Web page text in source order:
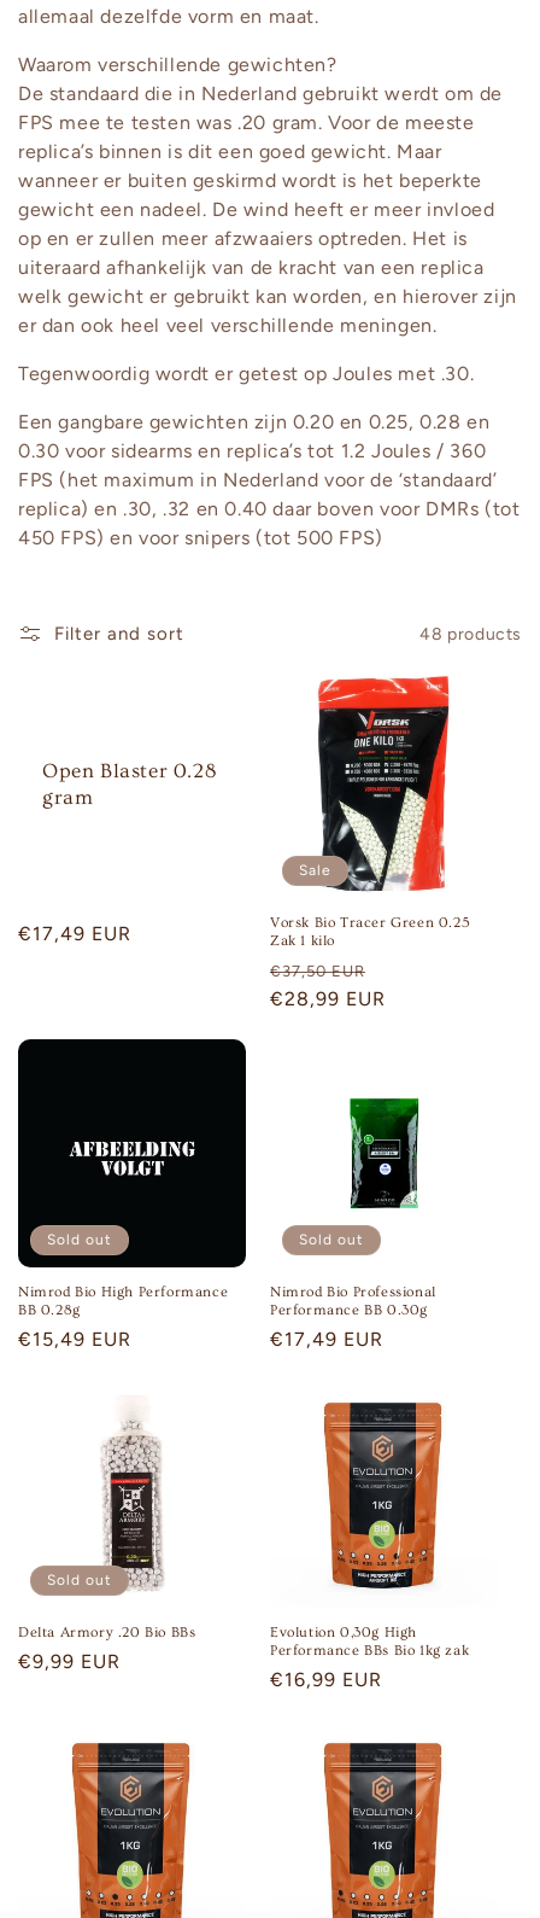
allemaal dezelfde vorm en maat.
Waarom verschillende gewichten?
De standaard die in Nederland gebruikt werdt om de
FPS mee te testen was .20 gram. Voor de meeste
replica’s binnen is dit een goed gewicht. Maar
wanneer er buiten geskirmd wordt is het beperkte
gewicht een nadeel. De wind heeft er meer invloed
op en er zullen meer afzwaaiers optreden. Het is
uiteraard afhankelijk van de kracht van een replica
welk gewicht er gebruikt kan worden, en hierover zijn
er dan ook heel veel verschillende meningen.
Tegenwoordig wordt er getest op Joules met .30.
Een gangbare gewichten zijn 0.20 en 0.25, 0.28 en
0.30 voor sidearms en replica’s tot 1.2 Joules / 360
FPS (het maximum in Nederland voor de ‘standaard’
replica) en .30, .32 en 0.40 daar boven voor DMRs (tot
450 FPS) en voor snipers (tot 500 FPS)
Filter and sort 48 products
Open Blaster 0.28
gram
Regular
€17,49 EUR
Sale
Vorsk Bio Tracer Green 0.25
Zak 1 kilo
Regular
price
€37,50 EUR
price
€28,99 EUR
Sold out
Nimrod Bio High Performance
BB 0.28g
Regular
€15,49 EUR
Sold out
Nimrod Bio Professional
Performance BB 0.30g
Regular
€17,49 EUR
Sold out
Delta Armory .20 Bio BBs
Regular
€9,99 EUR
Evolution 0,30g High
Performance BBs Bio 1kg zak
Regular
€16,99 EUR